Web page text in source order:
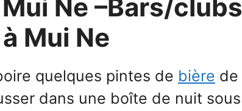
Ne –Bars/clubs
Mui Ne
quelques pintes de bière de
dans une boîte de nuit sous